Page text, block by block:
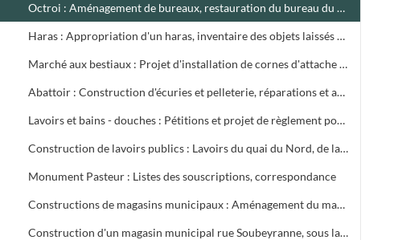
Octroi : Aménagement de bureaux, restauration du bureau du Faubourg d'Auvergne ; Location de terrain par la Compagnie P.L.M. ; Suppression du service d'Octroi ; Documents divers
Haras : Appropriation d'un haras, inventaire des objets laissés au palefrenier - chef, station d'étalons
Marché aux bestiaux : Projet d'installation de cornes d'attache et d'abreuvoir, appropriation d'un logement pour le concierge au foirail, aménagement d'un parc à bestiaux
Abattoir : Construction d'écuries et pelleterie, réparations et agrandissement de la chambre frigorifique, portail roulant, transformation de la salle d'abattage des porcs ; Adduction d'eau indépendante des eaux de La Tour ; Schéma du groupe motopompe centrifuge, accident Laurent
Lavoirs et bains - douches : Pétitions et projet de règlement pour l'entretien et l'exploitation ; Projet d'un bassin de natation aux Près - Rasclaux, plan général
Construction de lavoirs publics : Lavoirs du quai du Nord, de la Chaussée, du Panséra, de Rochebelle, de Tamaris et de Clavières. Acquisitions de terrain, installation de canalisation en terre cuite. Agrandissement, amélioration, plans
Monument Pasteur : Listes des souscriptions, correspondance
Constructions de magasins municipaux : Aménagement du magasin de la Ville, dans le vacant du Couvent de la Présentation, 1899 ; Projet de magasin de la Ville dans le jardin de la Mairie affecté au bâtiment des cours de musique et de dessin, avec entrée rue Pasteur, 1901
Construction d'un magasin municipal rue Soubeyranne, sous la cour de l'école du Bosquet, plans, devis, cahier des charges, etc...